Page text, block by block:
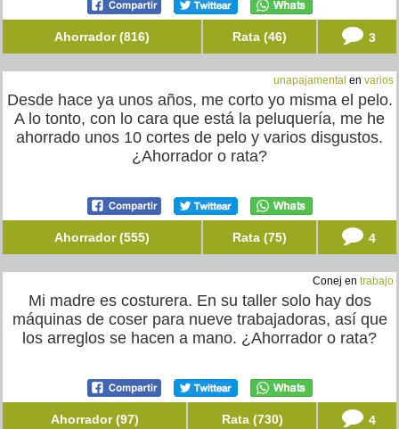
Ahorrador (816) Rata (46) 3
unapajamental en varios
Desde hace ya unos años, me corto yo misma el pelo.
A lo tonto, con lo cara que está la peluquería, me he
ahorrado unos 10 cortes de pelo y varios disgustos.
¿Ahorrador o rata?
Ahorrador (555) Rata (75) 4
Conej en trabajo
Mi madre es costurera. En su taller solo hay dos
máquinas de coser para nueve trabajadoras, así que
los arreglos se hacen a mano. ¿Ahorrador o rata?
Ahorrador (97) Rata (730) 4